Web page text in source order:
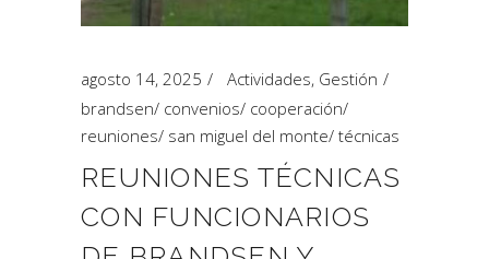
agosto 14, 2025 Actividades, Gestión
brandsen/ convenios/ cooperación/
reuniones/ san miguel del monte/ técnicas
REUNIONES TÉCNICAS
CON FUNCIONARIOS